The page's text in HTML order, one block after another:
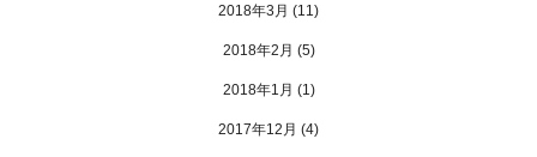
2018年3月 (11)
2018年2月 (5)
2018年1月 (1)
2017年12月 (4)